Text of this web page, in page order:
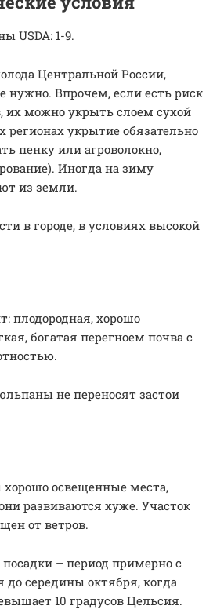
USDA: 1-9.
Центральной России,
нужно. Впрочем, если есть риск
их можно укрыть слоем сухой
регионах укрытие обязательно
пенку или агроволокно,
Иногда на зиму
из земли.
в городе, в условиях высокой
плодородная, хорошо
богатая перегноем почва с
не переносят застои
освещенные места,
развиваются хуже. Участок
от ветров.
– период примерно с
до середины октября, когда
10 градусов Цельсия.